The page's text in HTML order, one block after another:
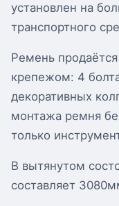
установлен на
транспортного
Ремень
крепежом: 4
декоративных
монтажа ремня
только
В вытянутом
составляет